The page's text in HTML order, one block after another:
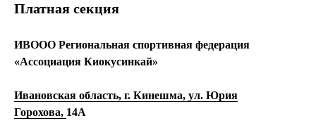
Платная секция
ИВООО Региональная спортивная федерация
«Ассоциация Киокусинкай»
Ивановская область, г. Кинешма, ул. Юрия
Горохова, 14А